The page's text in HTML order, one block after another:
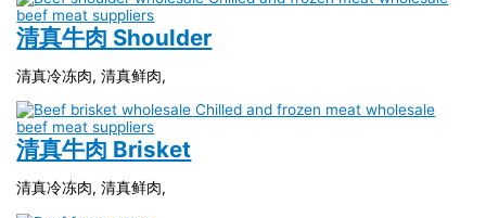
清真牛肉 Shoulder
清真冷冻肉, 清真鲜肉,
清真牛肉 Brisket
清真冷冻肉, 清真鲜肉,